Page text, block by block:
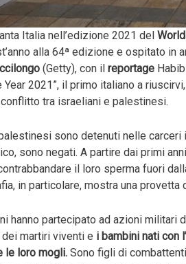
Italia nell’edizione 2021 del
alla 64ª edizione e ospitato in
(Getty), con il reportage
2021”, il primo italiano a riuscirvi,
tra israeliani e palestinesi.
sono detenuti nelle
sono negati. A partire dai primi
il loro sperma fuori
in particolare, mostra una provetta
hanno partecipato ad azioni
martiri viventi e i bambini nati con
le loro mogli. Sono figli di